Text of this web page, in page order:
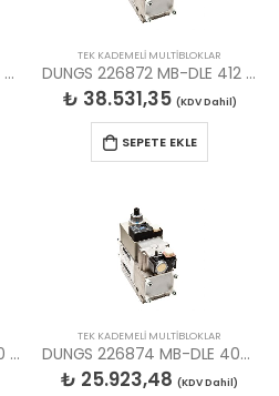
DUNGS 226801 MB-DLE 415 B01 S50 MULTIBLOK
TEK KADEMELİ MULTİBLOKLAR
DUNGS 226872 MB-DLE 412 B01 S50 MULTIBLOK
₺ 38.531,35(KDV Dahil)
SEPETE EKLE
DUNGS 226873 MB-DLE 410 B01 S50 MULTIBLOK
TEK KADEMELİ MULTİBLOKLAR
DUNGS 226874 MB-DLE 407 B01 S50 MULTIBLOK
₺ 25.923,48 (KDV Dahil)